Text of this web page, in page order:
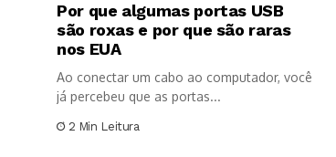
Por que algumas portas USB
são roxas e por que são raras
nos EUA
Ao conectar um cabo ao computador, você
já percebeu que as portas...
2 Min Leitura